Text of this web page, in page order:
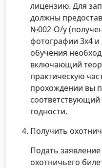
лицензию. Для
должны
№002-О/у
фотографии 3х4
обучения
включающий
практическую
прохождении вы
соответствующий
годности.
Получить
Подать
охотничьего